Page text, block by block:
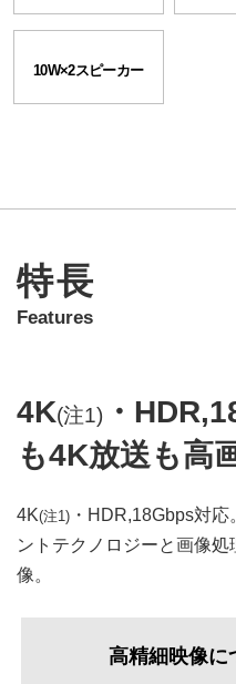
10W×2スピーカー
特長
Features
4K(注1)・
も4K放送も高
4K(注1)・HDR,18Gbps対応
ントテクノロジーと画像
像。
高精細映像に